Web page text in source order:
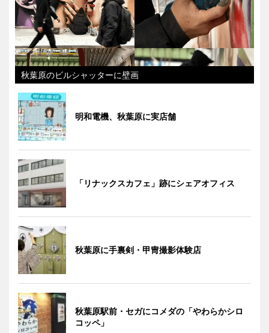
秋葉原のビルシャッターに壁画
明和電機、秋葉原に実店舗
「リナックスカフェ」跡にシェアオフィス
秋葉原に手裏剣・甲冑撮影体験店
秋葉原駅前・セガにコメダの「やわらかシロ
コッペ」